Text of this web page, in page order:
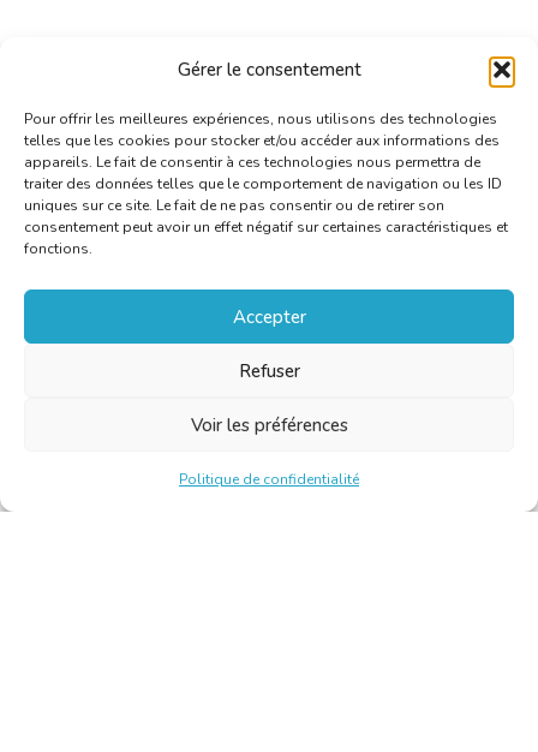
Gérer le consentement
Pour offrir les meilleures expériences, nous utilisons des technologies
telles que les cookies pour stocker et/ou accéder aux informations des
appareils. Le fait de consentir à ces technologies nous permettra de
traiter des données telles que le comportement de navigation ou les ID
uniques sur ce site. Le fait de ne pas consentir ou de retirer son
consentement peut avoir un effet négatif sur certaines caractéristiques et
fonctions.
Accepter
Refuser
Voir les préférences
Politique de confidentialité